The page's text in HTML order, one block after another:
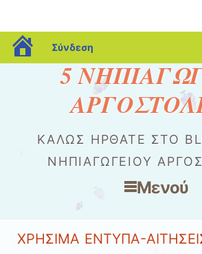
blogs.sch.gr
Σύνδεση
5
ΚΑΛΏΣ ΉΡΘΑΤΕ ΣΤΟ
ΝΗΠΙΑΓΩΓΕΙΟΥ
Μενού
Μετάβαση στο περιεχόμενο
ΧΡΗΣΙΜΑ ΕΝΤΥΠΑ-